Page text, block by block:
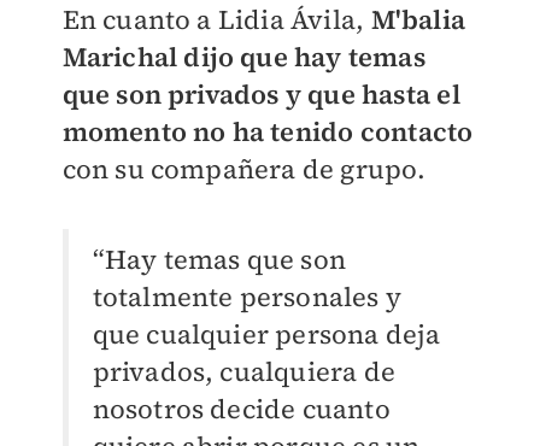
En cuanto a Lidia Ávila, M'balia
Marichal dijo que hay temas
que son privados y que hasta el
momento no ha tenido contacto
con su compañera de grupo.
“Hay temas que son
totalmente personales y
que cualquier persona deja
privados, cualquiera de
nosotros decide cuanto